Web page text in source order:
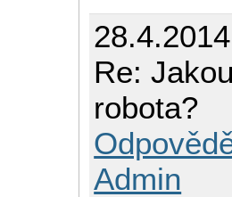
Re:
robota?
Admin